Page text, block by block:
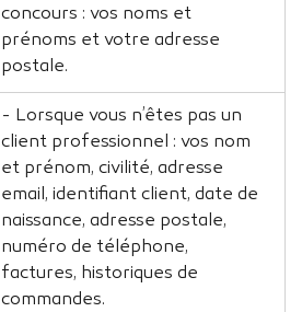
concours : vos noms et
prénoms et votre adresse
postale.
- Lorsque vous n’êtes pas un
client professionnel : vos nom
et prénom, civilité, adresse
email, identifiant client, date de
naissance, adresse postale,
numéro de téléphone,
factures, historiques de
commandes.